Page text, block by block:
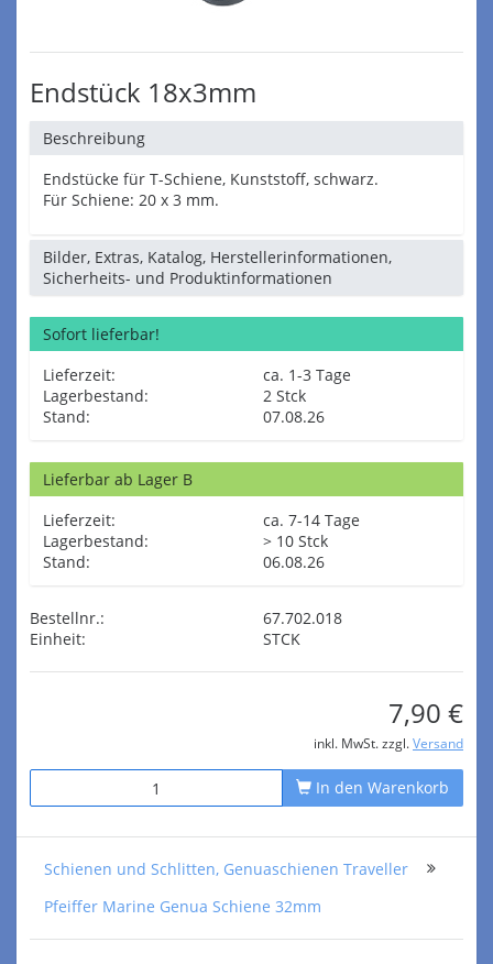
Endstück 18x3mm
Beschreibung
Endstücke für T-Schiene, Kunststoff, schwarz.
Für Schiene: 20 x 3 mm.
Bilder, Extras, Katalog, Herstellerinformationen,
Sicherheits- und Produktinformationen
Sofort lieferbar!
Lieferzeit:
ca. 1-3 Tage
Lagerbestand:
2 Stck
Stand:
07.08.26
Lieferbar ab Lager B
Lieferzeit:
ca. 7-14 Tage
Lagerbestand:
> 10 Stck
Stand:
06.08.26
Bestellnr.:
67.702.018
Einheit:
STCK
7,90 €
inkl. MwSt. zzgl. Versand
In den Warenkorb
Schienen und Schlitten, Genuaschienen Traveller
Pfeiffer Marine Genua Schiene 32mm